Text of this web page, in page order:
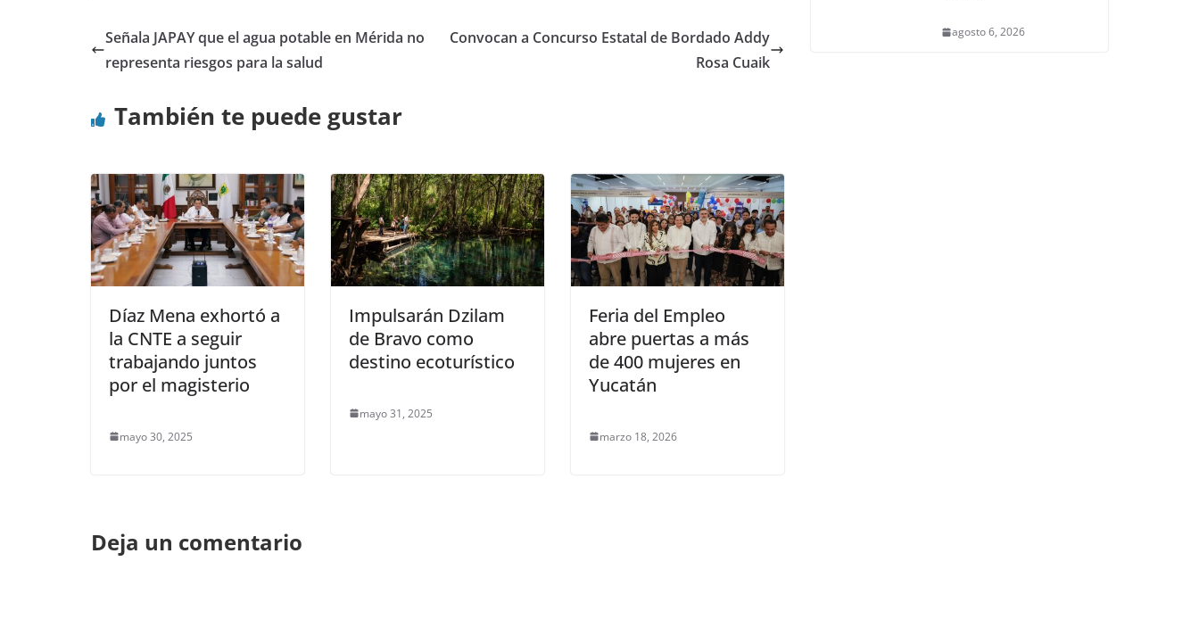
Señala JAPAY que el agua potable en Mérida no
representa riesgos para la salud
Convocan a Concurso Estatal de Bordado Addy
Rosa Cuaik
También te puede gustar
Díaz Mena exhortó a
la CNTE a seguir
trabajando juntos
por el magisterio
mayo 30, 2025
Impulsarán Dzilam
de Bravo como
destino ecoturístico
mayo 31, 2025
Feria del Empleo
abre puertas a más
de 400 mujeres en
Yucatán
marzo 18, 2026
Deja un comentario
agosto 6, 2026